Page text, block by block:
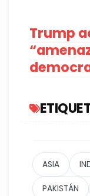
Trump
ASIA
PAKISTÁN